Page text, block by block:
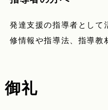
発達支援の指導者として
修情報や指導法、指導教
御礼